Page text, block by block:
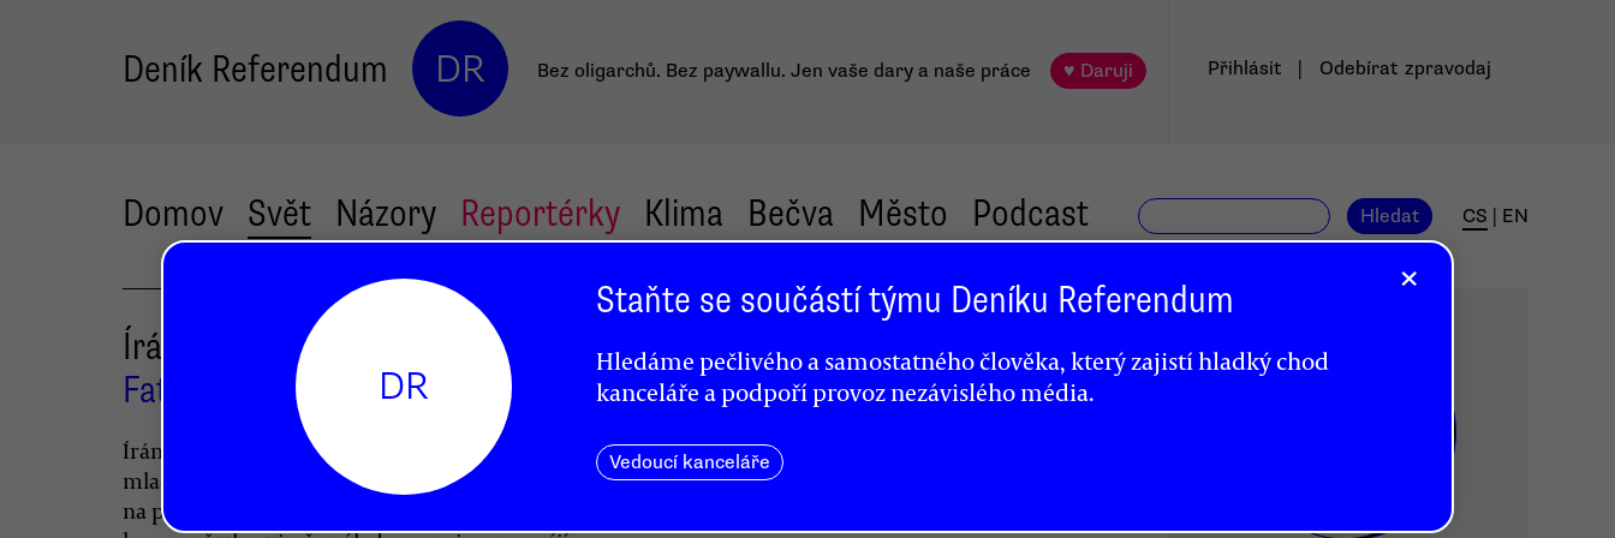
Deník Referendum DR Bez oligarchů. Bez paywallu. Jen vaše dary a naše práce ♥ Daruji Přihlásit Odebírat zpravodaj
Domov Svět Názory Reportérky Klima Bečva Město Podcast Hledat CS EN
Írán volá: Nepopravte!
Fatima Rahimi
Írán žije internetovou kampaní za záchranu tří
mladých mužů, kteří mají být popraveni za účast
na protivládních demonstracích. Rozsah
×
DR
Staňte se součástí týmu Deníku Referendum
Hledáme pečlivého a samostatného člověka, který zajistí hladký chod
kanceláře a podpoří provoz nezávislého média.
Vedoucí kanceláře